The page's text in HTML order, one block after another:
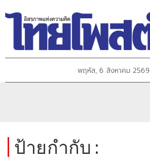
พฤหัส, 6 สิงหาคม 2569
ป้ายกำกับ :